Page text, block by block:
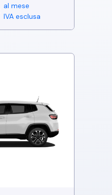
al mese
IVA esclusa